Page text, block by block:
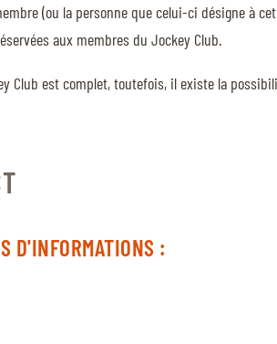
(ou la personne que celui-ci désigne à
aux membres du Jockey Club.
Club est complet, toutefois, il existe la
D'INFORMATIONS :